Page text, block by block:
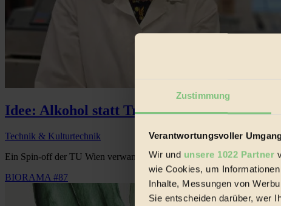
Zustimmung
Verantwortungsvoller
Wir und unsere 1022 Partner
wie Cookies, um
Inhalte, Messungen von
Sie entscheiden darüber, wer
Idee: Alkohol statt Treibhausgas
Technik & Kulturtechnik
Ein Spin-off der TU Wien verwandelt Kohlenstoff in Methanol und
BIORAMA #87